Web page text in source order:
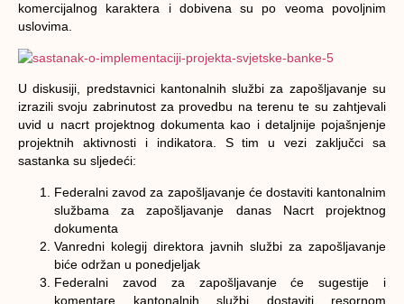
komercijalnog karaktera i dobivena su po veoma povoljnim
uslovima.
U diskusiji, predstavnici kantonalnih službi za zapošljavanje su
izrazili svoju zabrinutost za provedbu na terenu te su zahtjevali
uvid u nacrt projektnog dokumenta kao i detaljnije pojašnjenje
projektnih aktivnosti i indikatora. S tim u vezi zaključci sa
sastanka su sljedeći:
Federalni zavod za zapošljavanje će dostaviti kantonalnim
službama za zapošljavanje danas Nacrt projektnog
dokumenta
Vanredni kolegij direktora javnih službi za zapošljavanje
biće održan u ponedjeljak
Federalni zavod za zapošljavanje će sugestije i
komentare kantonalnih službi dostaviti resornom